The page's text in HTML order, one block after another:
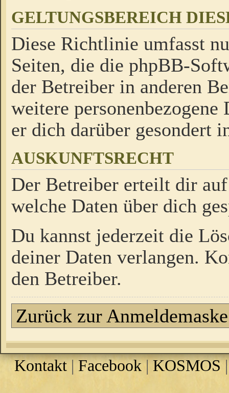
GELTUNGSBEREICH
Diese Richtlinie umfasst
Seiten, die die phpBB-
der Betreiber in anderen
weitere
er dich darüber gesondert
AUSKUNFTSRECHT
Der Betreiber erteilt dir
welche Daten über dich
Du kannst jederzeit die
deiner Daten verlangen.
den Betreiber.
Zurück zur Anmeldemaske
Kontakt | Facebook| KOSMOS